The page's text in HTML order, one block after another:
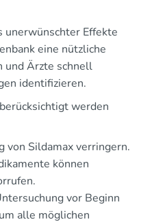
unerwünschter Effekte
eine nützliche
und Ärzte schnell
identifizieren.
werden
von Sildamax verringern.
können
vor Beginn
alle möglichen